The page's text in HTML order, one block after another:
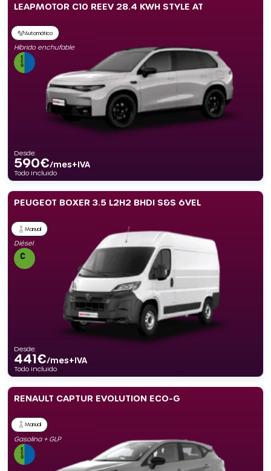
LEAPMOTOR C10 REEV 28.4 KWH STYLE AT
Automático
Híbrido enchufable
Desde:
590€/mes+IVA
Todo incluido
PEUGEOT BOXER 3.5 L2H2 BHDI S&S 6VEL
Manual
Diésel
Desde:
441€/mes+IVA
Todo incluido
RENAULT CAPTUR EVOLUTION ECO-G
Manual
Gasolina + GLP